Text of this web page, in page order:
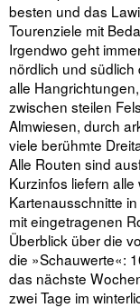
besten und das
Tourenziele mit
Irgendwo geht
nördlich und
alle
zwischen steilen
Almwiesen, durch
viele berühmte
Alle Routen sind
Kurzinfos liefern
Kartenausschnitte
mit eingetragenen
Überblick über die
die »Schauwerte«:
das nächste
zwei Tage im